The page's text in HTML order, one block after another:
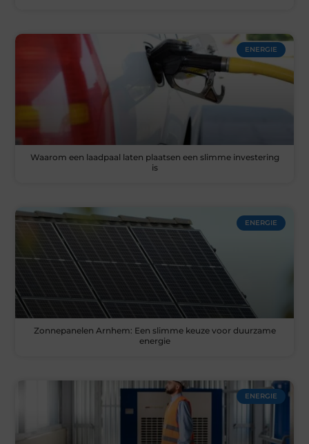
ENERGIE
Waarom een laadpaal laten plaatsen een slimme investering
is
ENERGIE
Zonnepanelen Arnhem: Een slimme keuze voor duurzame
energie
ENERGIE